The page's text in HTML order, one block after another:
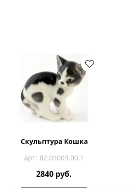
Скульптура Кошка
арт. 82.01003.00.1
2840 руб.